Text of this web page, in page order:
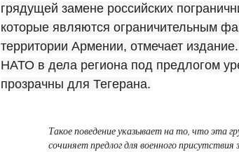
грядущей замене российских
которые являются ограничительным
территории Армении, отмечает
НАТО в дела региона под предлогом
прозрачны для Тегерана.
Такое поведение указывает на то, что эта
сочиняет предлог для военного